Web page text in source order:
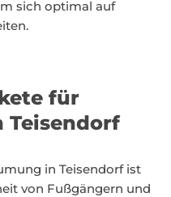
sich optimal auf
für
Teisendorf
in Teisendorf ist
von Fußgängern und